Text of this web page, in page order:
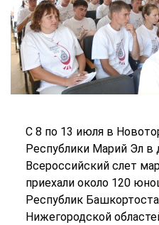
С 8 по 13 июля в
Республики Марий Эл в
Всероссийский слет
приехали около 120
Республик
Нижегородской